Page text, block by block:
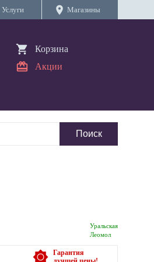
Услуги location_on Магазины
Корзина
Акции
Уральская
Леомол
Гарантия